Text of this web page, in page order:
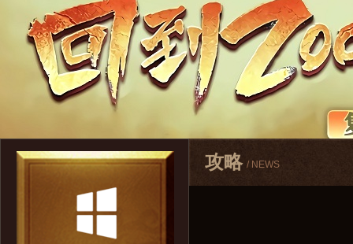
攻略 / NEWS